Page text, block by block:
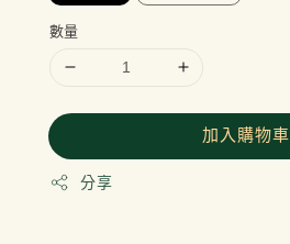
數量
加入購物車
分享